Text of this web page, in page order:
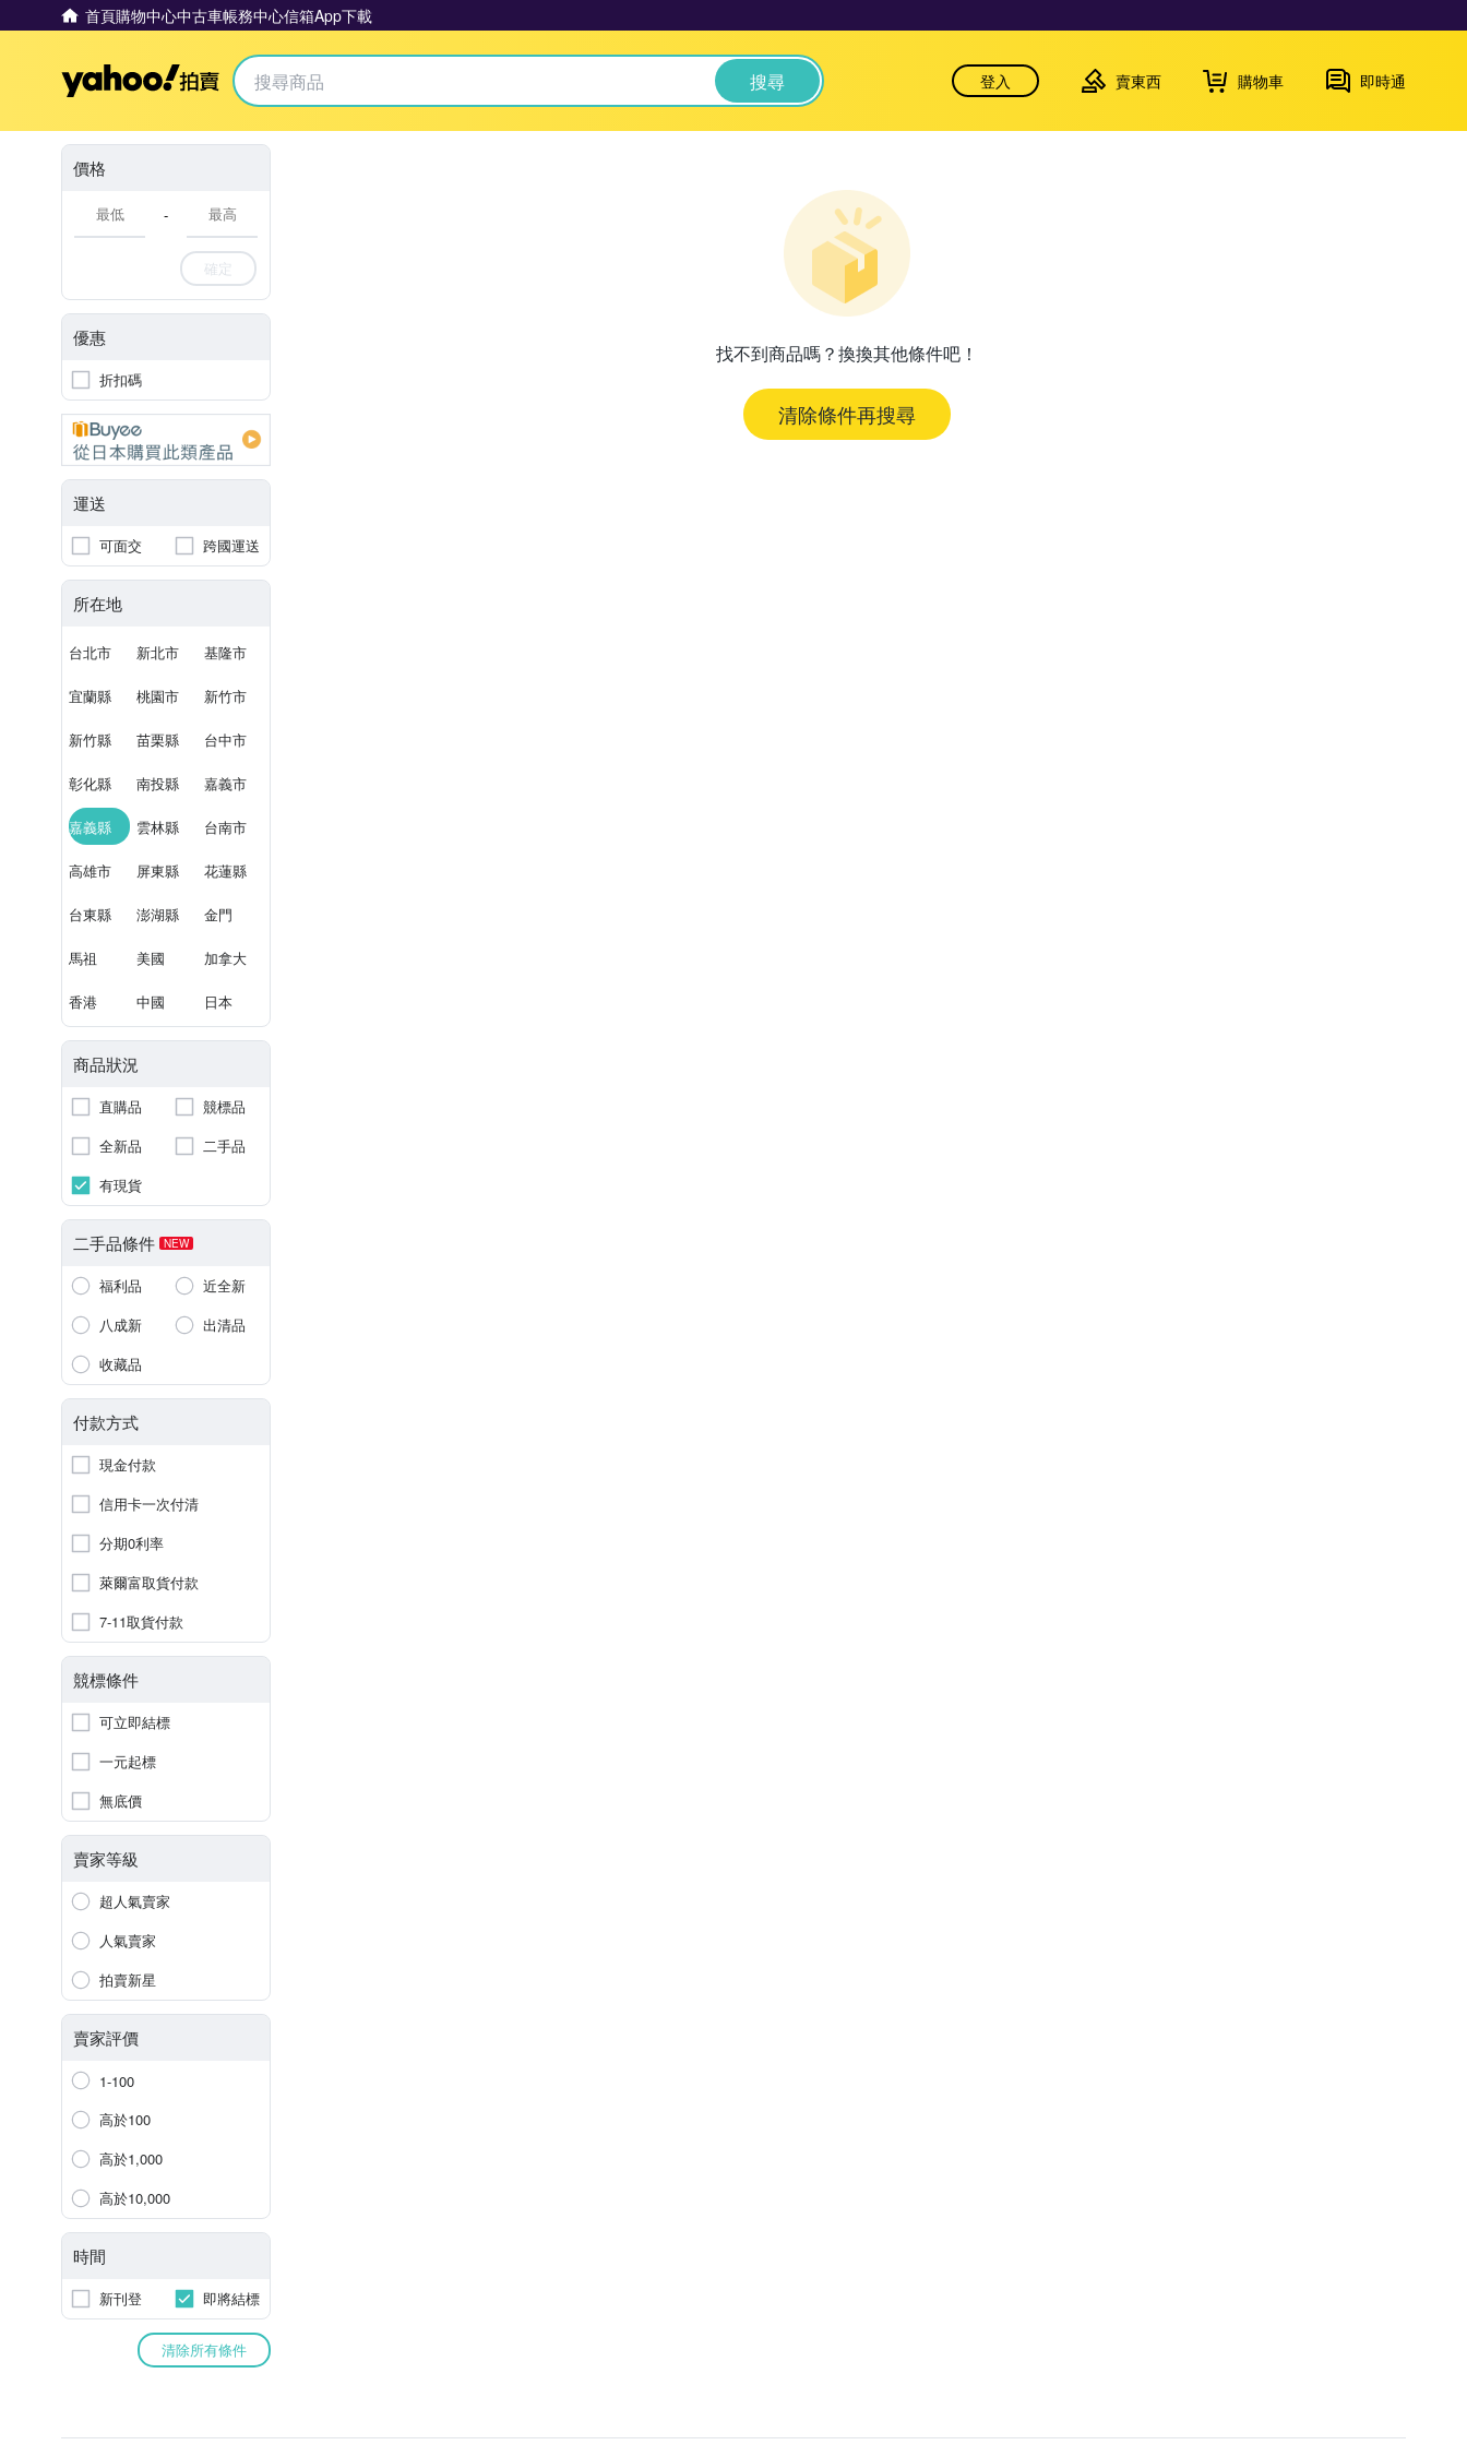
首頁購物中心中古車帳務中心信箱App下載
Yahoo拍賣 搜尋 登入 賣東西 購物車 即時通
價格
-
確定
優惠
折扣碼
運送
可面交 跨國運送
所在地
台北市 新北市 基隆市
宜蘭縣 桃園市 新竹市
新竹縣 苗栗縣 台中市
彰化縣 南投縣 嘉義市
嘉義縣 雲林縣 台南市
高雄市 屏東縣 花蓮縣
台東縣 澎湖縣 金門
馬祖 美國 加拿大
香港 中國 日本
商品狀況
直購品
競標品
全新品
二手品
有現貨
二手品條件 NEW
福利品
近全新
八成新
出清品
收藏品
付款方式
現金付款
信用卡一次付清
分期0利率
萊爾富取貨付款
7-11取貨付款
競標條件
可立即結標
一元起標
無底價
賣家等級
超人氣賣家
人氣賣家
拍賣新星
賣家評價
1-100
高於100
高於1,000
高於10,000
時間
新刊登 即將結標
清除所有條件
找不到商品嗎？換換其他條件吧！
清除條件再搜尋